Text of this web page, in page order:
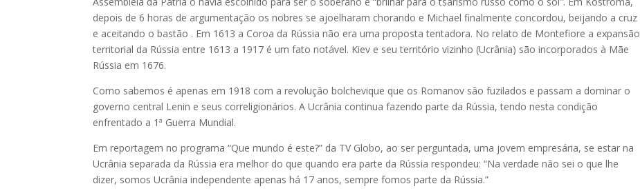
depois de 6 horas de argumentação os nobres se ajoelharam chorando e Michael finalmente concordou, beijando a cruz
e aceitando o bastão . Em 1613 a Coroa da Rússia não era uma proposta tentadora. No relato de Montefiore a expansão
territorial da Rússia entre 1613 a 1917 é um fato notável. Kiev e seu território vizinho (Ucrânia) são incorporados à Mãe
Rússia em 1676.
Como sabemos é apenas em 1918 com a revolução bolchevique que os Romanov são fuzilados e passam a dominar o
governo central Lenin e seus correligionários. A Ucrânia continua fazendo parte da Rússia, tendo nesta condição
enfrentado a 1ª Guerra Mundial.
Em reportagem no programa “Que mundo é este?” da TV Globo, ao ser perguntada, uma jovem empresária, se estar na
Ucrânia separada da Rússia era melhor do que quando era parte da Rússia respondeu: “Na verdade não sei o que lhe
dizer, somos Ucrânia independente apenas há 17 anos, sempre fomos parte da Rússia.”